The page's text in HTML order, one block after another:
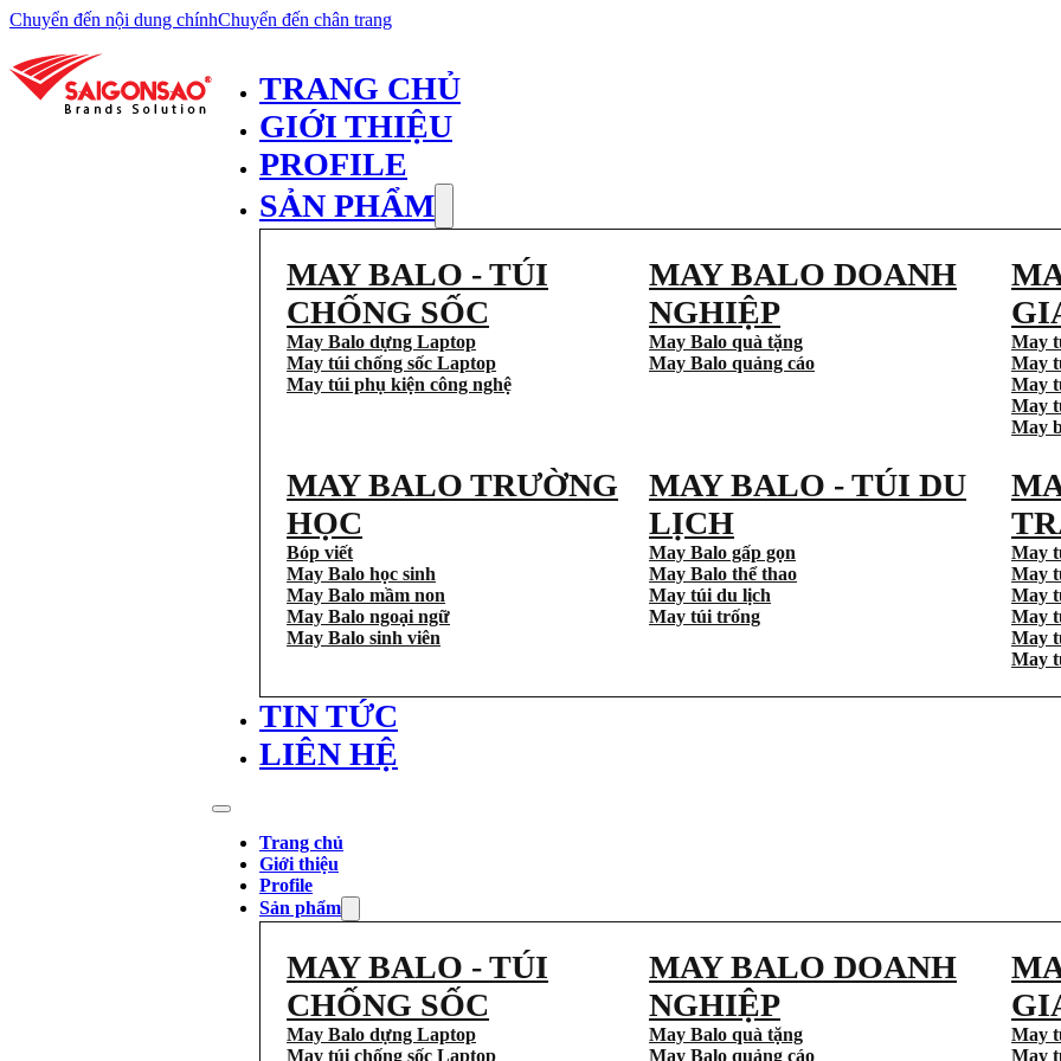
Chuyển đến nội dung chínhChuyển đến chân trang
TRANG CHỦ
GIỚI THIỆU
PROFILE
SẢN PHẨM
MAY BALO - TÚI
CHỐNG SỐC
May Balo dựng Laptop
May túi chống sốc Laptop
May túi phụ kiện công nghệ
MAY BALO DOANH
NGHIỆP
May Balo quà tặng
May Balo quảng cáo
May
May
May
May
May
MAY BALO TRƯỜNG
HỌC
Bóp viết
May Balo học sinh
May Balo mầm non
May Balo ngoại ngữ
May Balo sinh viên
MAY BALO - TÚI DU
LỊCH
May Balo gấp gọn
May Balo thể thao
May túi du lịch
May túi trống
May
May
May
May
May
May
TIN TỨC
LIÊN HỆ
Trang chủ
Giới thiệu
Profile
Sản phẩm
MAY BALO - TÚI
CHỐNG SỐC
May Balo dựng Laptop
May túi chống sốc Laptop
MAY BALO DOANH
NGHIỆP
May Balo quà tặng
May Balo quảng cáo
May
May